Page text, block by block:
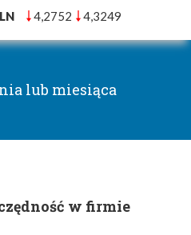
4,2752 4,3249
lub miesiąca
w firmie